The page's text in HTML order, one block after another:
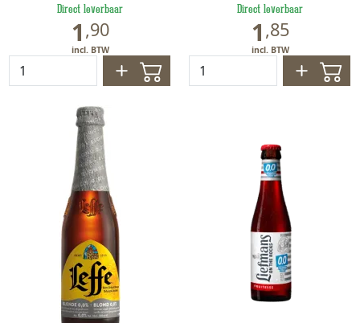
1 ,90
Direct leverbaar
1 ,85
Direct leverbaar